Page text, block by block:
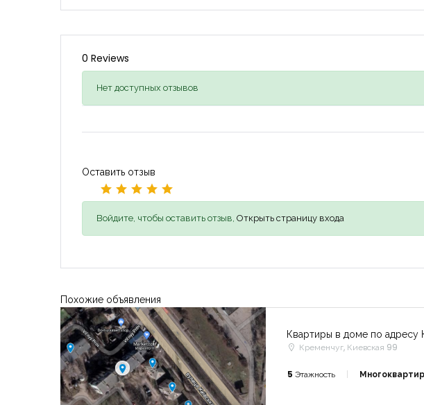
0 Reviews
Нет доступных отзывов
Оставить отзыв
Войдите, чтобы оставить отзыв, Открыть страницу входа
Похожие объявления
Квартиры в доме по адресу
Кременчуг, Киевская 99
5 Этажность